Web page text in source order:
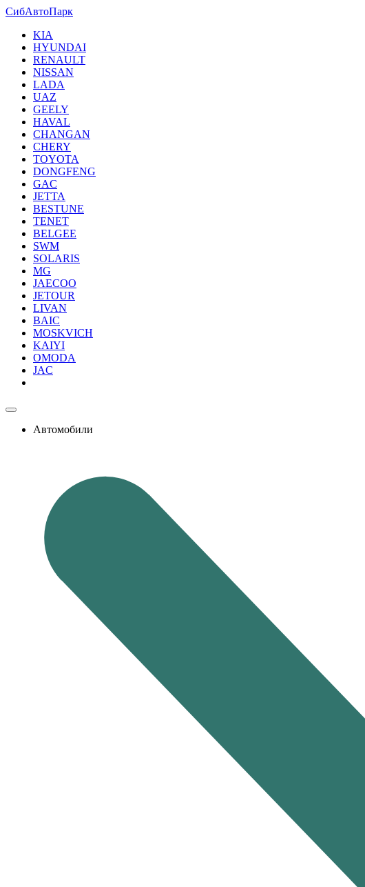
СибАвтоПарк
KIA
HYUNDAI
RENAULT
NISSAN
LADA
UAZ
GEELY
HAVAL
CHANGAN
CHERY
TOYOTA
DONGFENG
GAC
JETTA
BESTUNE
TENET
BELGEE
SWM
SOLARIS
MG
JAECOO
JETOUR
LIVAN
BAIC
MOSKVICH
KAIYI
OMODA
JAC
Автомобили